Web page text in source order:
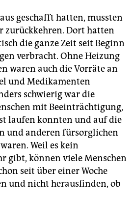
geschafft hatten, mussten
zurückkehren. Dort hatten
die ganze Zeit seit Beginn
verbracht. Ohne Heizung
waren auch die Vorräte an
und Medikamenten
schwierig war die
mit Beeinträchtigung,
laufen konnten und auf die
und anderen fürsorglichen
Weil es kein
gibt, können viele Menschen
seit über einer Woche
und nicht herausfinden, ob